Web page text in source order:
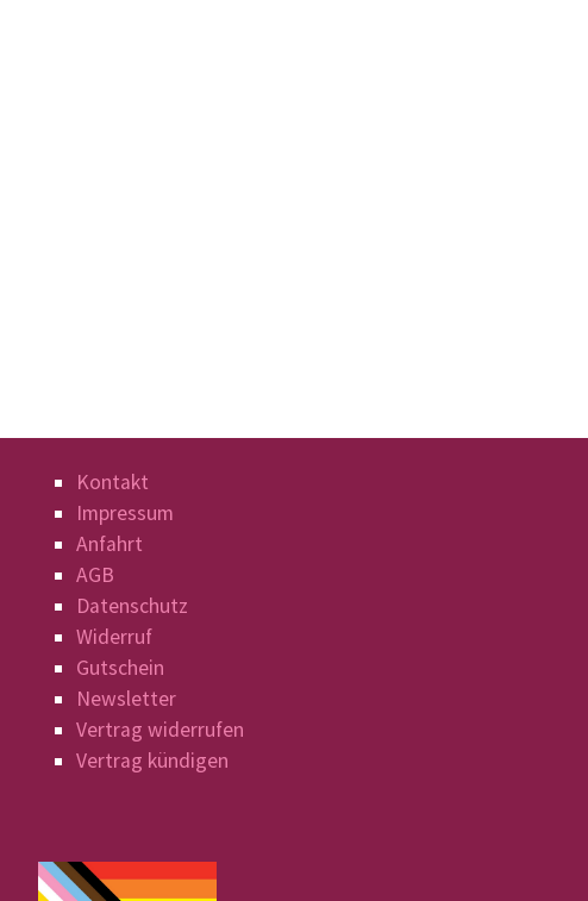
Kontakt
Impressum
Anfahrt
AGB
Datenschutz
Widerruf
Gutschein
Newsletter
Vertrag widerrufen
Vertrag kündigen